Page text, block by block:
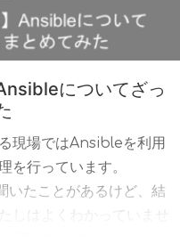
についてざっ
現場ではAnsibleを利用
を行っています。
たことがあるけど、結
しはよくわかっていませ